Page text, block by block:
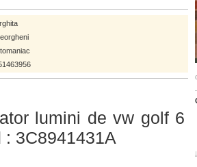
lumini de vw golf 6
: 3C8941431A